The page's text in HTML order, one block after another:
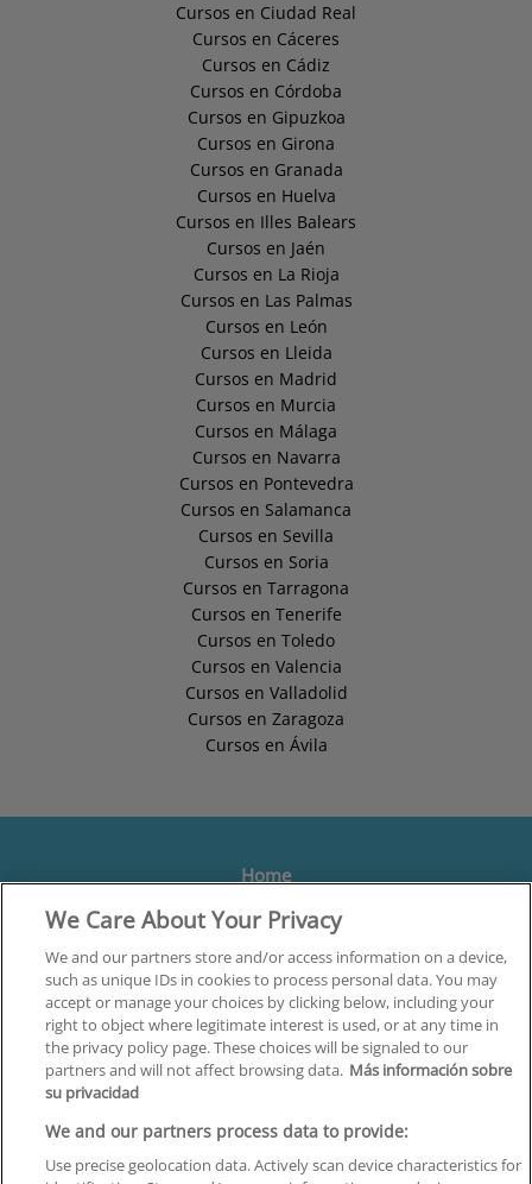
Cursos en Ciudad Real
Cursos en Cáceres
Cursos en Cádiz
Cursos en Córdoba
Cursos en Gipuzkoa
Cursos en Girona
Cursos en Granada
Cursos en Huelva
Cursos en Illes Balears
Cursos en Jaén
Cursos en La Rioja
Cursos en Las Palmas
Cursos en León
Cursos en Lleida
Cursos en Madrid
Cursos en Murcia
Cursos en Málaga
Cursos en Navarra
Cursos en Pontevedra
Cursos en Salamanca
Cursos en Sevilla
Cursos en Soria
Cursos en Tarragona
Cursos en Tenerife
Cursos en Toledo
Cursos en Valencia
Cursos en Valladolid
Cursos en Zaragoza
Cursos en Ávila
Home
Formación
Centros
Orientación
Quiénes somos
Contacta
Aviso Legal
Política de Privacidad
We Care About Your Privacy
We and our partners store and/or access information on a device,
such as unique IDs in cookies to process personal data. You may
accept or manage your choices by clicking below, including your
right to object where legitimate interest is used, or at any time in
the privacy policy page. These choices will be signaled to our
partners and will not affect browsing data. Más información sobre
su privacidad
We and our partners process data to provide:
Use precise geolocation data. Actively scan device characteristics for